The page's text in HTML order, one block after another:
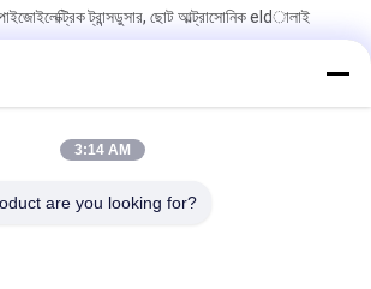
ট্রান্সডুসার, ছোট আল্ট্রাসোনিক eldালাই
অতিস্বনক পাইজো ট্রান্সডুসার 4pcs কালো 30 মিমি
সিরামিক সহ 700 ডাবল পাইজোইলেক্ট্রিক ট্রান্সডুসার
3:14 AM
are you looking for?